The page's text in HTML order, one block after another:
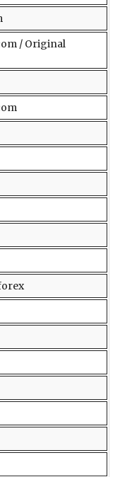
/ Original